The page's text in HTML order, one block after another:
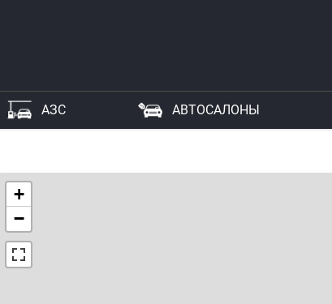
АЗС АВТОСАЛОНЫ
+
−